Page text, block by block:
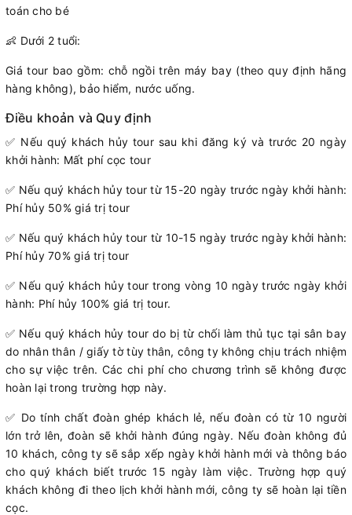
toán cho bé
👶 Dưới 2 tuổi:
Giá tour bao gồm: chỗ ngồi trên máy bay (theo quy định hãng
hàng không), bảo hiểm, nước uống.
Điều khoản và Quy định
✅ Nếu quý khách hủy tour sau khi đăng ký và trước 20 ngày
khởi hành: Mất phí cọc tour
✅ Nếu quý khách hủy tour từ 15-20 ngày trước ngày khởi hành:
Phí hủy 50% giá trị tour
✅ Nếu quý khách hủy tour từ 10-15 ngày trước ngày khởi hành:
Phí hủy 70% giá trị tour
✅ Nếu quý khách hủy tour trong vòng 10 ngày trước ngày khởi
hành: Phí hủy 100% giá trị tour.
✅ Nếu quý khách hủy tour do bị từ chối làm thủ tục tại sân bay
do nhân thân / giấy tờ tùy thân, công ty không chịu trách nhiệm
cho sự việc trên. Các chi phí cho chương trình sẽ không được
hoàn lại trong trường hợp này.
✅ Do tính chất đoàn ghép khách lẻ, nếu đoàn có từ 10 người
lớn trở lên, đoàn sẽ khởi hành đúng ngày. Nếu đoàn không đủ
10 khách, công ty sẽ sắp xếp ngày khởi hành mới và thông báo
cho quý khách biết trước 15 ngày làm việc. Trường hợp quý
khách không đi theo lịch khởi hành mới, công ty sẽ hoàn lại tiền
cọc.